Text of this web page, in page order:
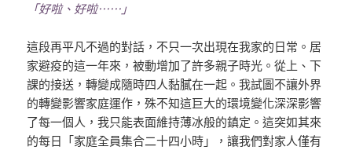
「好啦、好啦⋯⋯」
這段再平凡不過的對話，不只一次出現在我家的日常。居
家避疫的這一年來，被動增加了許多親子時光。從上、下
課的接送，轉變成隨時四人黏膩在一起。我試圖不讓外界
的轉變影響家庭運作，殊不知這巨大的環境變化深深影響
了每一個人，我只能表面維持薄冰般的鎮定。這突如其來
的每日「家庭全員集合二十四小時」，讓我們對家人僅有